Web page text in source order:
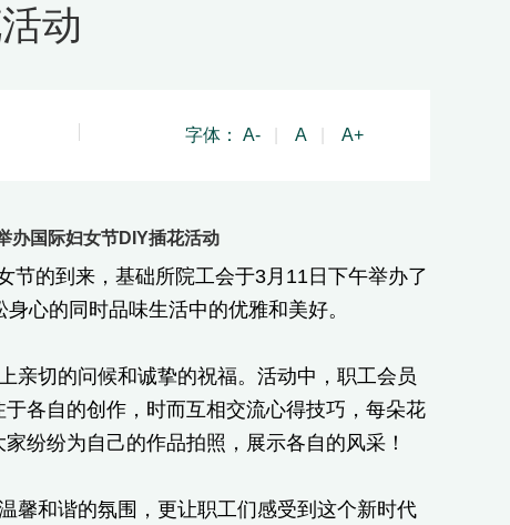
动
字体： A- A A+
国际妇女节DIY插花活动
节的到来，基础所院工会于3月11日下午举办了
心的同时品味生活中的优雅和美好。
亲切的问候和诚挚的祝福。活动中，职工会员
各自的创作，时而互相交流心得技巧，每朵花
纷纷为自己的作品拍照，展示各自的风采！
馨和谐的氛围，更让职工们感受到这个新时代